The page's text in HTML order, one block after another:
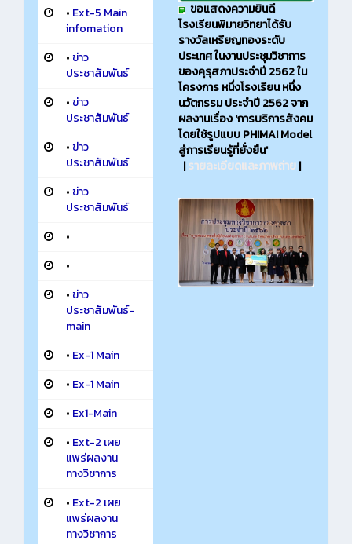
• Ext-5 Main
infomation
• ข่าว
ประชาสัมพันธ์
• ข่าว
ประชาสัมพันธ์
• ข่าว
ประชาสัมพันธ์
• ข่าว
ประชาสัมพันธ์
•
•
• ข่าว
ประชาสัมพันธ์-
main
• Ex-1 Main
• Ex-1 Main
• Ex1-Main
• Ext-2 เผย
แพร่ผลงาน
ทางวิชาการ
• Ext-2 เผย
แพร่ผลงาน
ทางวิชาการ
ขอแสดงความยินดี
โรงเรียนพิมายวิทยาได้รับ
รางวัลเหรียญทองระดับ
ประเทศ ในงานประชุมวิชาการ
ของคุรุสภาประจำปี 2562 ใน
โครงการ หนึ่งโรงเรียน หนึ่ง
นวัตกรรม ประจำปี 2562 จาก
ผลงานเรื่อง 'การบริการสังคม
โดยใช้รูปแบบ PHIMAI Model
สู่การเรียนรู้ที่ยั่งยืน'
|รายละเอียดและภาพถ่าย|